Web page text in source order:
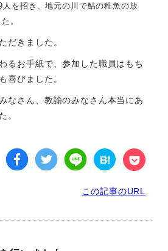
を招き、地元の川で鮎の稚魚の放
。
だきました。
るお手紙で、参加した職員はもち
喜びました。
なさん、教諭のみなさん本当にあ
。
この記事のURL